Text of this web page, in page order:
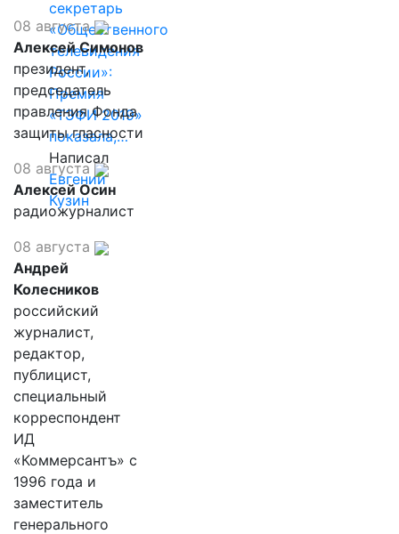
секретарь
«Общественного
телевидения
России»:
Премия
«ТЭФИ 2019»
показала,…
Написал
Евгений
Кузин
08 августа
Алексей Симонов
президент,
председатель
правления Фонда
защиты гласности
08 августа
Алексей Осин
радиожурналист
08 августа
Андрей
Колесников
российский
журналист,
редактор,
публицист,
специальный
корреспондент
ИД
«Коммерсантъ» с
1996 года и
заместитель
генерального